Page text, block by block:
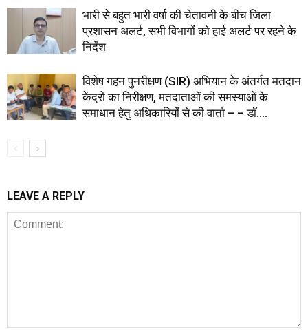
भारी से बहुत भारी वर्षा की चेतावनी के बीच जिला
प्रशासन अलर्ट, सभी विभागों को हाई अलर्ट पर रहने के
निर्देश
विशेष गहन पुनरीक्षण (SIR) अभियान के अंतर्गत मतदान
केंद्रों का निरीक्षण, मतदाताओं की समस्याओं के
समाधान हेतु अधिकारियों से की वार्ता – – डॉ....
LEAVE A REPLY